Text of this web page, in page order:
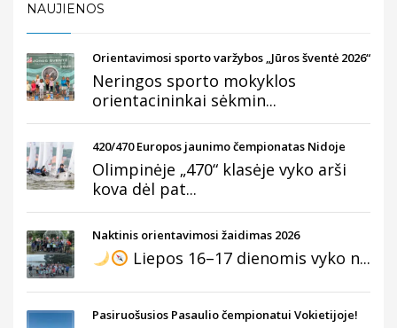
NAUJIENOS
Orientavimosi sporto varžybos „Jūros šventė 2026“
Neringos sporto mokyklos
orientacininkai sėkmin...
420/470 Europos jaunimo čempionatas Nidoje
Olimpinėje „470“ klasėje vyko arši
kova dėl pat...
Naktinis orientavimosi žaidimas 2026
Liepos 16–17 dienomis vyko n...
Pasiruošusios Pasaulio čempionatui Vokietijoje!